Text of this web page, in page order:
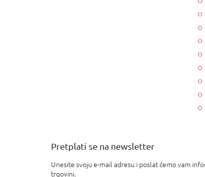
Pretplati se na newsletter
Unesite svoju e-mail adresu i poslat ćemo vam
trgovini.